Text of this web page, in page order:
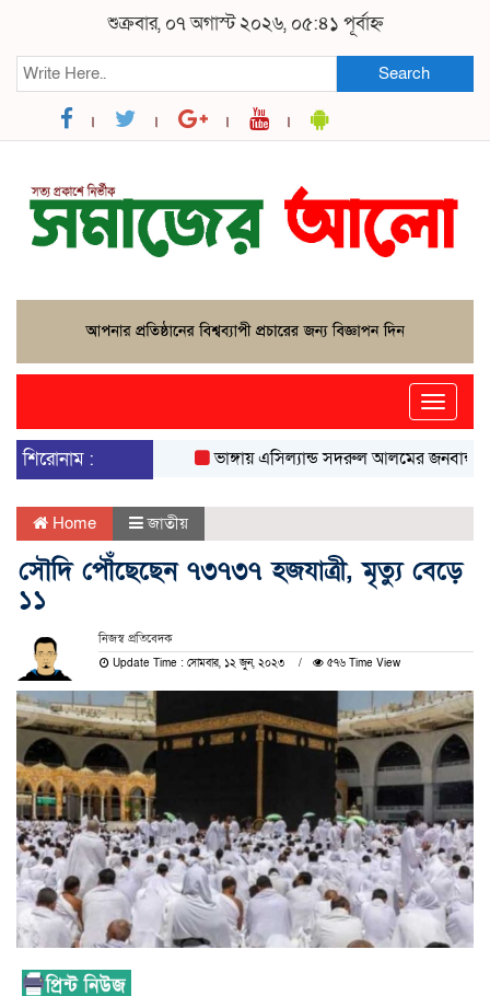
শুক্রবার, ০৭ অগাস্ট ২০২৬, ০৫:৪১ পূর্বাহ্ন
Search
Toggle
শিরোনাম :
ভাঙ্গায় এসিল্যান্ড সদরুল আলমের জনবান্ধব
Home জাতীয়
সৌদি পৌঁছেছেন ৭৩৭৩৭ হজযাত্রী, মৃত্যু বেড়ে
১১
নিজস্ব প্রতিবেদক
Update Time : সোমবার, ১২ জুন, ২০২৩ ৫৭৬ Time View